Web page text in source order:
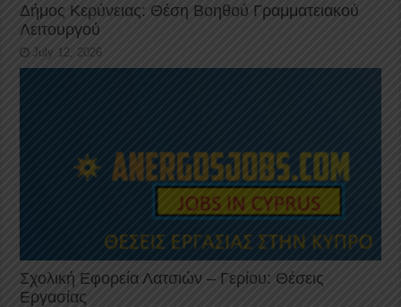
Δήμος Κερύνειας: Θέση Βοηθού Γραμματειακού
Λειτουργού
July 12, 2026
Σχολική Εφορεία Λατσιών – Γερίου: Θέσεις
Εργασίας